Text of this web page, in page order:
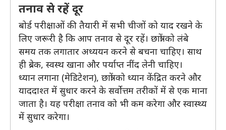
तनाव से रहें दूर
बोर्ड परीक्षाओं की तैयारी में सभी चीजों को याद रखने के
लिए जरूरी है कि आप तनाव से दूर रहें। छात्रों को लंबे
समय तक लगातार अध्ययन करने से बचना चाहिए। साथ
ही ब्रेक, स्वस्थ खाना और पर्याप्त नींद लेनी चाहिए।
ध्यान लगाना (मेडिटेशन), छात्रों को ध्यान केंद्रित करने और
याददाश्त में सुधार करने के सर्वोत्तम तरीकों में से एक माना
जाता है। यह परीक्षा तनाव को भी कम करेगा और स्वास्थ्य
में सुधार करेगा।